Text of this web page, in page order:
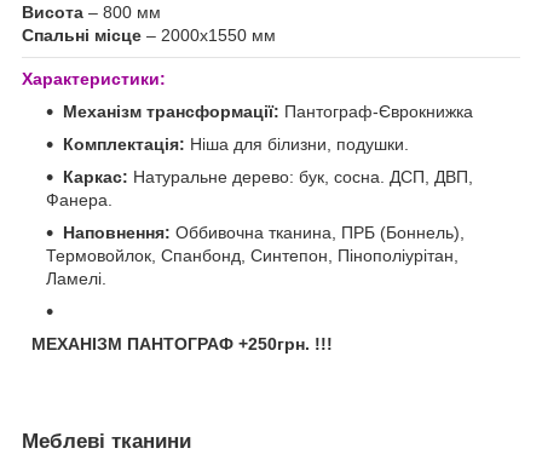
Висота – 800 мм
Спальні місце – 2000х1550 мм
Характеристики:
Механізм трансформації: Пантограф-Єврокнижка
Комплектація: Ніша для білизни, подушки.
Каркас: Натуральне дерево: бук, сосна. ДСП, ДВП,
Фанера.
Наповнення: Оббивочна тканина, ПРБ (Боннель),
Термовойлок, Спанбонд, Синтепон, Пінополіурітан,
Ламелі.
МЕХАНІЗМ ПАНТОГРАФ +250грн. !!!
Меблеві тканини